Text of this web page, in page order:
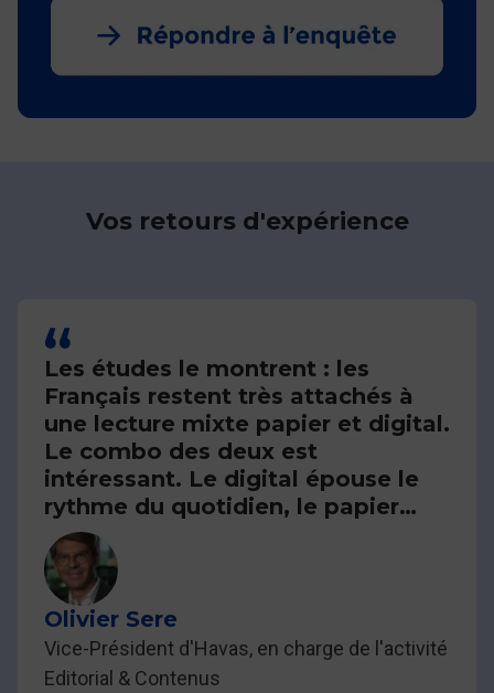
Vos retours d'expérience
Les études le montrent : les
Français restent très attachés à
une lecture mixte papier et digital.
Le combo des deux est
intéressant. Le digital épouse le
rythme du quotidien, le papier
donne le pouvoir de s'en extraire.
Le digital donne rapidement
accès à l'information, le papier
sanctuarise ce qui compte.
Olivier Sere
Vice-Président d'Havas, en charge de l'activité
Editorial & Contenus